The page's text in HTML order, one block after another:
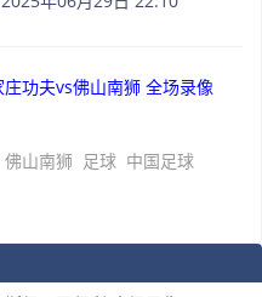
功夫vs佛山南狮 全场录像
佛山南狮 足球 中国足球